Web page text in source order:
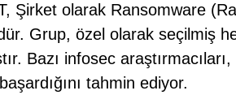
Şirket olarak Ransomware
Grup, özel olarak seçilmiş
Bazı infosec
tahmin ediyor.